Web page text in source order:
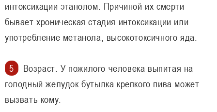
интоксикации этанолом. Причиной их смерти
бывает хроническая стадия интоксикации или
употребление метанола, высокотоксичного яда.
Возраст. У пожилого человека выпитая на
голодный желудок бутылка крепкого пива может
вызвать кому.